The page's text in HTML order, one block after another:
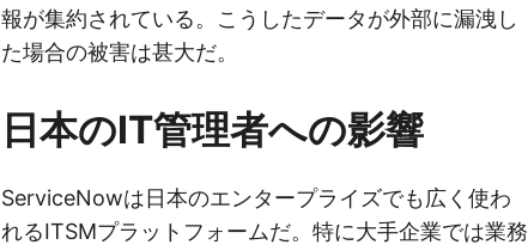
報が集約されている。こうしたデータが外部に漏洩し
た場合の被害は甚大だ。
日本のIT管理者への影響
ServiceNowは日本のエンタープライズでも広く使わ
れるITSMプラットフォームだ。特に大手企業では業務